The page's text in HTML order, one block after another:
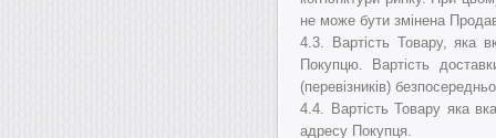
не може бути змінена
4.3. Вартість Товару, яка
Покупцю. Вартість
(перевізників)
4.4. Вартість Товару яка
адресу Покупця.